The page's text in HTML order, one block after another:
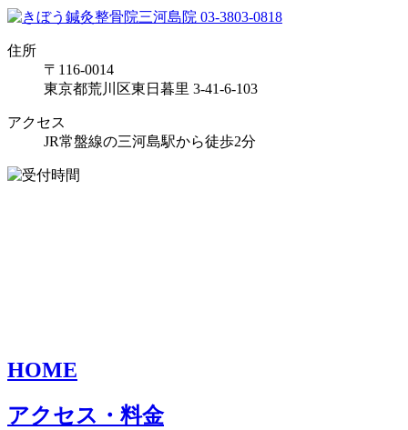
住所
〒116-0014
東京都荒川区東日暮里 3-41-6-103
アクセス
JR常盤線の三河島駅から徒歩2分
HOME
アクセス・料金